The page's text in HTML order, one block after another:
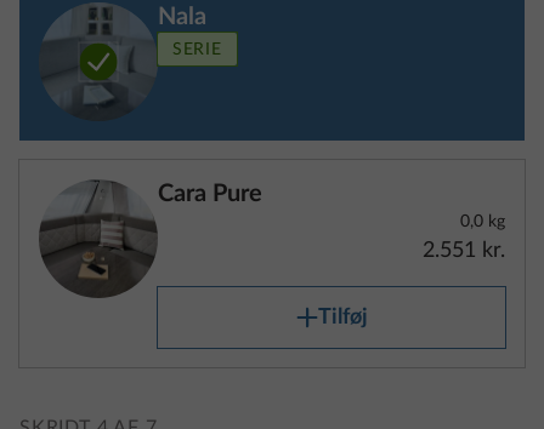
SERIE
2.551 kr.
Hver autocamper, kassevogn og campingvogn er
designet af producenten til en teknisk tilladt
totalvægt, som ikke må overskrides under rejsen.
Kommissionens gennemførelsesforordning (EU)
hele EU, indeholder lovkrav om køretøjers vægt, hvis
vigtigste indhold vi har opsummeret for dig. Læs
venligst de følgende forklaringer og bemærkninger
omhyggeligt. De er særligt vigtige, når du vælger dit
køretøj og konfigurerer specialudstyr. Vores